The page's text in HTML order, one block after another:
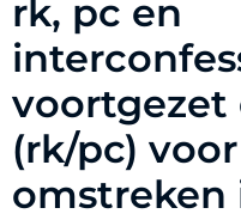
rk, pc en
voortgezet
(rk/pc)
omstreken